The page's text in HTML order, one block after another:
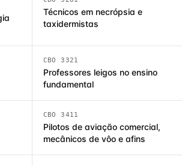
Técnicos em necrópsia e
taxidermistas
CBO 3321
Professores leigos no ensino
fundamental
CBO 3411
Pilotos de aviação comercial,
mecânicos de vôo e afins